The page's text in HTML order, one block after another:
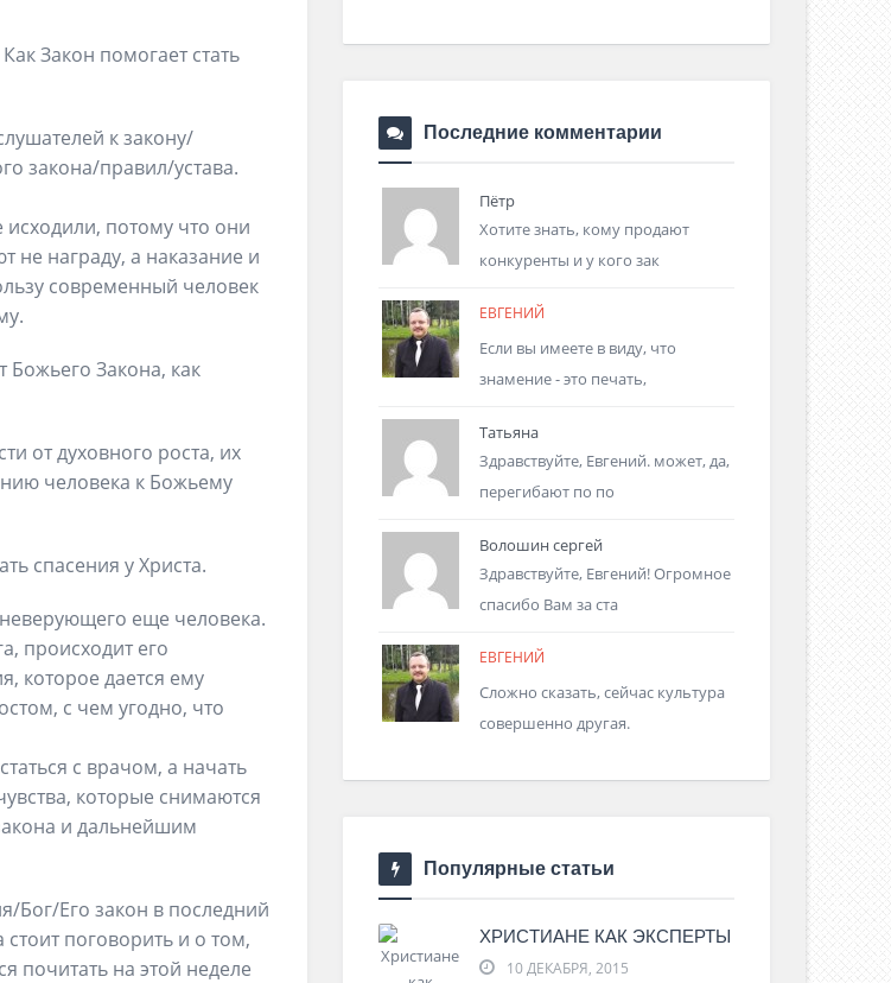
Закон помогает стать
к закону/
закона/правил/устава.
потому что они
не награду, а наказание и
современный человек
Божьего Закона, как
от духовного роста, их
человека к Божьему
спасения у Христа.
еще человека.
происходит его
которое дается ему
с чем угодно, что
с врачом, а начать
которые снимаются
и дальнейшим
Бог/Его закон в последний
поговорить и о том,
почитать на этой неделе
Последние комментарии
Пётр
Хотите знать, кому продают
конкуренты и у кого зак
ЕВГЕНИЙ
Если вы имеете в виду, что
знамение - это печать,
Татьяна
Здравствуйте, Евгений. может, да,
перегибают по по
Волошин сергей
Здравствуйте, Евгений! Огромное
спасибо Вам за ста
ЕВГЕНИЙ
Сложно сказать, сейчас культура
совершенно другая.
Популярные статьи
ХРИСТИАНЕ КАК ЭКСПЕРТЫ
10 ДЕКАБРЯ, 2015